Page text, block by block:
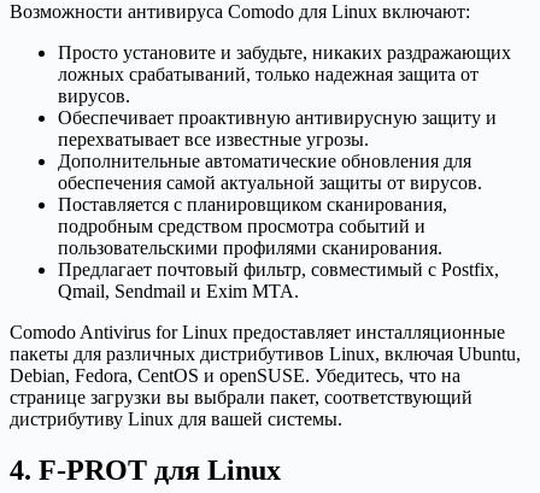
Возможности антивируса Comodo для Linux включают:
Просто установите и забудьте, никаких раздражающих
ложных срабатываний, только надежная защита от
вирусов.
Обеспечивает проактивную антивирусную защиту и
перехватывает все известные угрозы.
Дополнительные автоматические обновления для
обеспечения самой актуальной защиты от вирусов.
Поставляется с планировщиком сканирования,
подробным средством просмотра событий и
пользовательскими профилями сканирования.
Предлагает почтовый фильтр, совместимый с Postfix,
Qmail, Sendmail и Exim MTA.
Comodo Antivirus for Linux предоставляет инсталляционные
пакеты для различных дистрибутивов Linux, включая Ubuntu,
Debian, Fedora, CentOS и openSUSE. Убедитесь, что на
странице загрузки вы выбрали пакет, соответствующий
дистрибутиву Linux для вашей системы.
4. F-PROT для Linux